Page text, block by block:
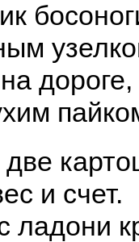
дороге,
и счет.
ладони